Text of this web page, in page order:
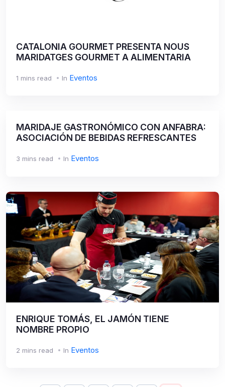
CATALONIA GOURMET PRESENTA NOUS
MARIDATGES GOURMET A ALIMENTARIA
1 mins read In Eventos
MARIDAJE GASTRONÓMICO CON ANFABRA:
ASOCIACIÓN DE BEBIDAS REFRESCANTES
3 mins read In Eventos
ENRIQUE TOMÁS, EL JAMÓN TIENE
NOMBRE PROPIO
2 mins read In Eventos